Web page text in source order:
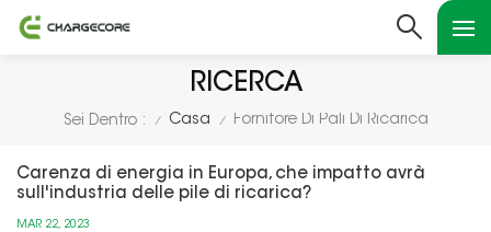
RICERCA
Sei Dentro : / Casa / Fornitore Di Pali Di Ricarica
Carenza di energia in Europa, che impatto avrà
sull'industria delle pile di ricarica?
MAR 22, 2023